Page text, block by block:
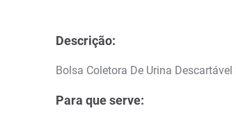
Descrição:
Bolsa Coletora De Urina
Para que serve: